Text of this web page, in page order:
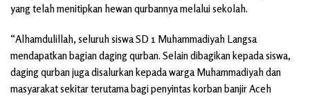
yang telah menitipkan hewan qurbannya melalui sekolah.
“Alhamdulillah, seluruh siswa SD 1 Muhammadiyah Langsa
mendapatkan bagian daging qurban. Selain dibagikan kepada siswa,
daging qurban juga disalurkan kepada warga Muhammadiyah dan
masyarakat sekitar terutama bagi penyintas korban banjir Aceh